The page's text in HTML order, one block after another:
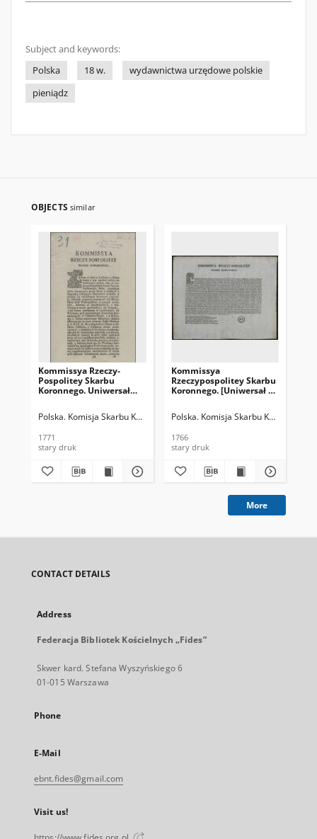
Subject and keywords:
Polska
18 w.
wydawnictwa urzędowe polskie
pieniądz
OBJECTS similar
Kommissya Rzeczy-
Pospolitey Skarbu
Koronnego. Uniwersał
Polska. Komisja Skarbu Koronnego
1771
stary druk
Kommissya
Rzeczypospolitey Skarbu
Koronnego. [Uniwersał w
Polska. Komisja Skarbu Koronnego
1766
stary druk
More
CONTACT DETAILS
Address
Federacja Bibliotek Kościelnych „Fides”
Skwer kard. Stefana Wyszyńskiego 6
01-015 Warszawa
Phone
E-Mail
ebnt.fides@gmail.com
Visit us!